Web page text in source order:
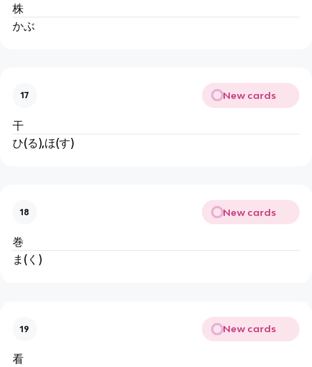
株
かぶ
17 New cards
干
ひ(る),ほ(す)
18 New cards
巻
ま(く)
19 New cards
看